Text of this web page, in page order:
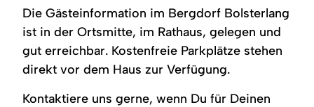
einer
rundbogigen
Holztür
und
Glaseinsätzen.
Die
Tür
eine
der
Aufschrift
Rathaus
und
Gästeinforamtion.
Außerdem
ist
Wappen
mehreren
hellen
Holzregalen,
die
übersichtlich
mit
Broschüren
Informationsmaterial
mit
mehreren
Holztischen
und
passenden
Stühlen.
Auf
Tischen
Die Gästeinformation im Bergdorf Bolsterlang
ist in der Ortsmitte, im Rathaus, gelegen und
gut erreichbar. Kostenfreie Parkplätze stehen
direkt vor dem Haus zur Verfügung.
Kontaktiere uns gerne, wenn Du für Deinen